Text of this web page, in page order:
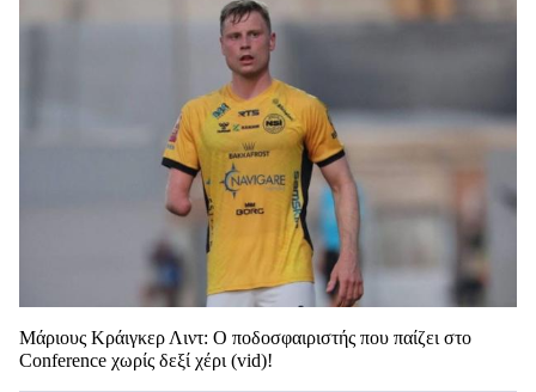
Μάριους Κράιγκερ Λιντ: Ο ποδοσφαιριστής που παίζει στο
Conference χωρίς δεξί χέρι (vid)!